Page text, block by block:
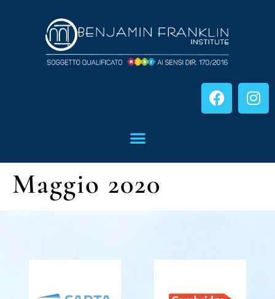
Maggio 2020